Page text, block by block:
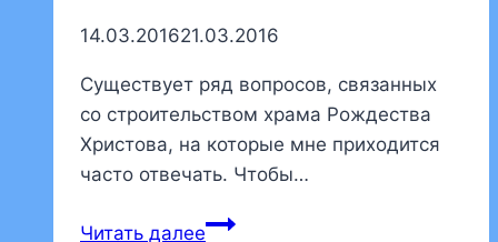
14.03.201621.03.2016
Существует ряд вопросов, связанных
со строительством храма Рождества
Христова, на которые мне приходится
часто отвечать. Чтобы…
Читать далееНастоятель